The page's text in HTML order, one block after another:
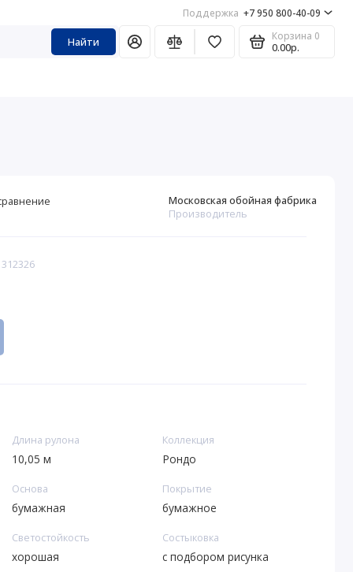
Поддержка +7 950 800-40-09
Найти Корзина 0
0.00р.
Московская обойная фабрика
Производитель
Длина рулона
10,05 м
Коллекция
Рондо
Основа
бумажная
Покрытие
бумажное
Светостойкость
хорошая
Состыковка
с подбором рисунка